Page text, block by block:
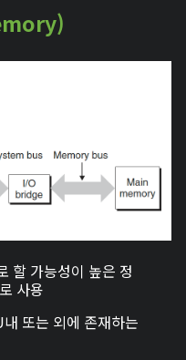
할 가능성이 높은 정
사용
또는 외에 존재하는